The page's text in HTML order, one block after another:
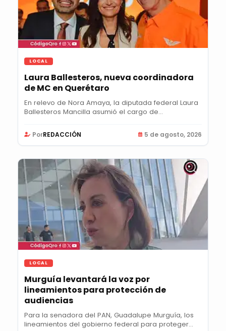
LOCAL
Laura Ballesteros, nueva coordinadora
de MC en Querétaro
En relevo de Nora Amaya, la diputada federal Laura
Ballesteros Mancilla asumió el cargo de...
PorREDACCIÓN 5 de agosto, 2026
LOCAL
Murguía levantará la voz por
lineamientos para protección de
audiencias
Para la senadora del PAN, Guadalupe Murguía, los
lineamientos del gobierno federal para proteger...